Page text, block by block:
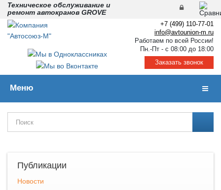
Техническое обслуживание и
ремонт автокранов GROVE
+7 (499) 110-77-01
info@avtounion-m.ru
Работаем по всей России!
Пн.-Пт - с 08:00 до 18:00
Заказать звонок
Меню
Публикации
Новости